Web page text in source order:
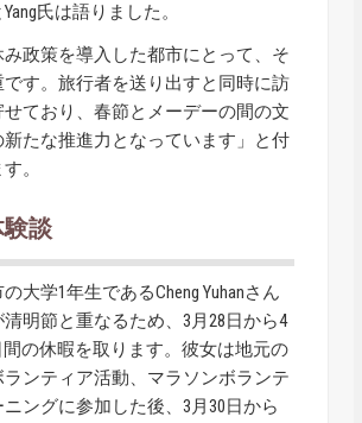
氏は語りました。
み政策を導入した都市にとって、そ
す。旅行者を送り出すと同時に訪
ており、春節とメーデーの間の文
たな推進力となっています」と付
。
談
大学1年生であるCheng Yuhanさん
明節と重なるため、3月28日から4
間の休暇を取ります。彼女は地元の
ンティア活動、マラソンボランテ
ングに参加した後、3月30日から